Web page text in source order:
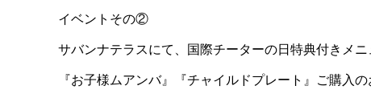
イベントその②
サバンナテラスにて、国際チーターの日特典付きメニ
『お子様ムアンバ』『チャイルドプレート』ご購入